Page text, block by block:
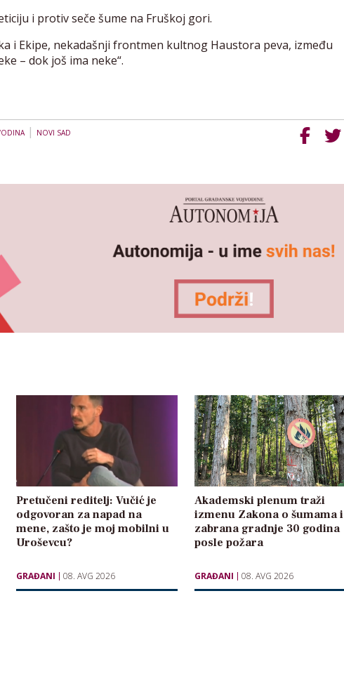
i protiv seče šume na Fruškoj gori.
i Ekipe, nekadašnji frontmen kultnog Haustora peva, između
– dok još ima neke“.
| NOVI SAD
Pretučeni reditelj: Vučić je
odgovoran za napad na
mene, zašto je moj mobilni u
Uroševcu?
GRAĐANI 08. AVG 2026
Akademski plenum traži
izmenu Zakona o šumama i
zabrana gradnje 30 godina
posle požara
GRAĐANI 08. AVG 2026